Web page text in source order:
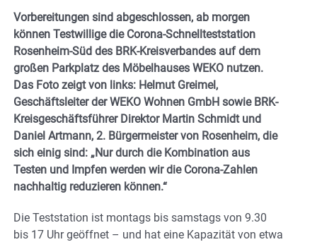
Vorbereitungen sind abgeschlossen, ab morgen
können Testwillige die Corona-Schnellteststation
Rosenheim-Süd des BRK-Kreisverbandes auf dem
großen Parkplatz des Möbelhauses WEKO nutzen.
Das Foto zeigt von links: Helmut Greimel,
Geschäftsleiter der WEKO Wohnen GmbH sowie BRK-
Kreisgeschäftsführer Direktor Martin Schmidt und
Daniel Artmann, 2. Bürgermeister von Rosenheim, die
sich einig sind: „Nur durch die Kombination aus
Testen und Impfen werden wir die Corona-Zahlen
nachhaltig reduzieren können.“
Die Teststation ist montags bis samstags von 9.30
bis 17 Uhr geöffnet – und hat eine Kapazität von etwa